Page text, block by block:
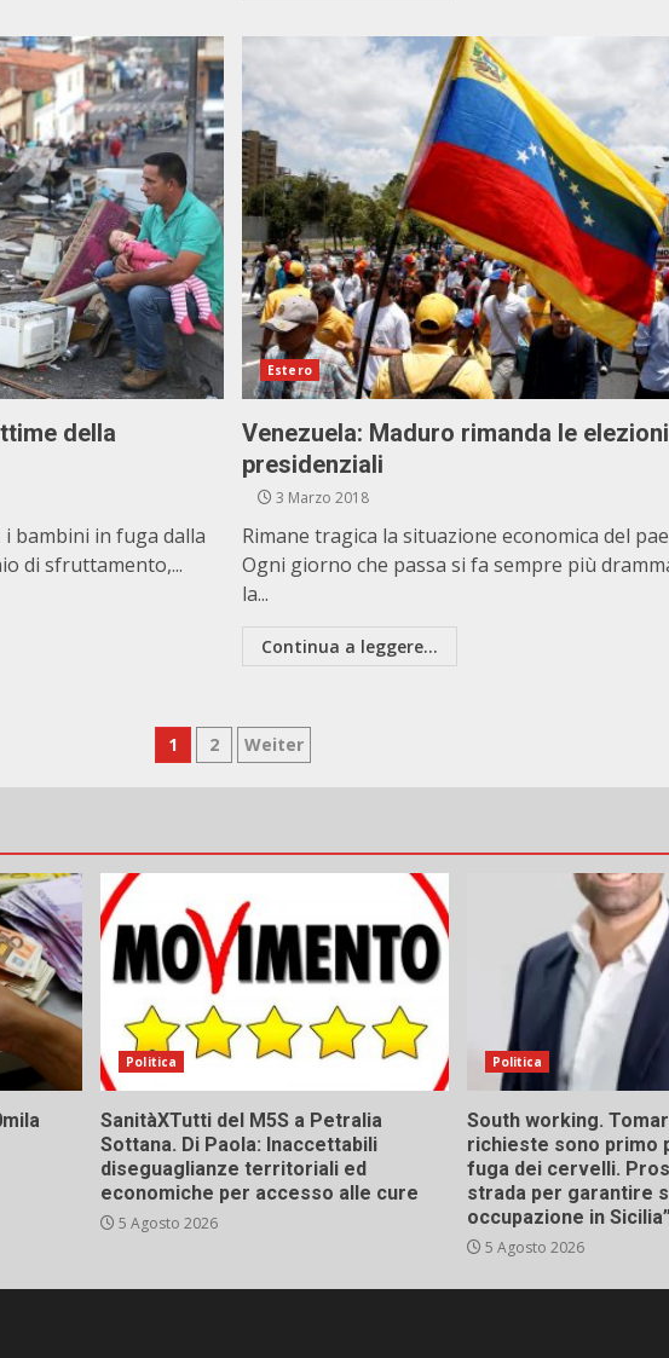
della
i bambini in fuga dalla
di sfruttamento,...
Estero
Venezuela: Maduro rimanda le elezioni
presidenziali
3 Marzo 2018
Rimane tragica la situazione economica del
Ogni giorno che passa si fa sempre più
la...
Continua a leggere...
Paginazione
degli
articoli
1 2 Weiter
Politica
SanitàXTutti del M5S a Petralia
Sottana. Di Paola: Inaccettabili
diseguaglianze territoriali ed
economiche per accesso alle cure
5 Agosto 2026
Politica
South working.
richieste sono primo
fuga dei cervelli.
strada per garantire
occupazione in
5 Agosto 2026